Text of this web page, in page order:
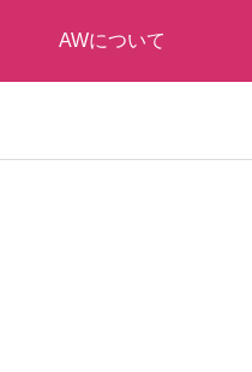
AWについて